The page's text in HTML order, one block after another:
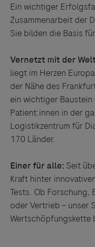
Ein wichtiger
Zusammenarbeit der
Sie bilden die Basis
Vernetzt mit der
liegt im Herzen
der Nähe des
ein wichtiger
Patient:innen in der
Logistikzentrum für
170 Länder.
Einer für alle: Seit
Kraft hinter
Tests. Ob
oder Vertrieb – unser
Wertschöpfungskette